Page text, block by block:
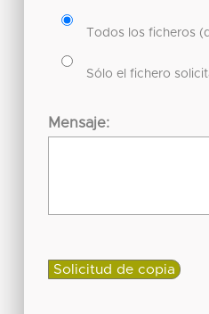
Todos los ficheros
Sólo el fichero
Mensaje: